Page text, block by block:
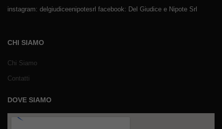
instagram: delgiudiceenipotesrl facebook: Del Giudice e Nipote Srl
CHI SIAMO
Chi Siamo
Contatti
DOVE SIAMO